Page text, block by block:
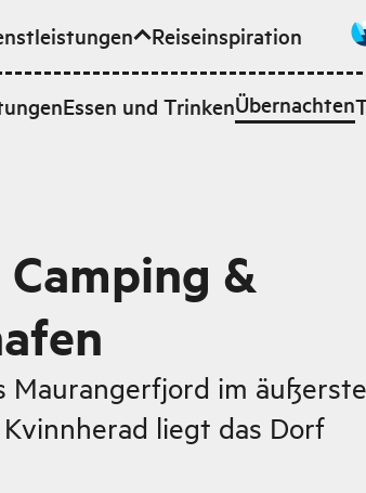
Essen und TrinkenÜbernachten
Reiseinspiration
&
Maurangerfjord im
liegt das Dorf